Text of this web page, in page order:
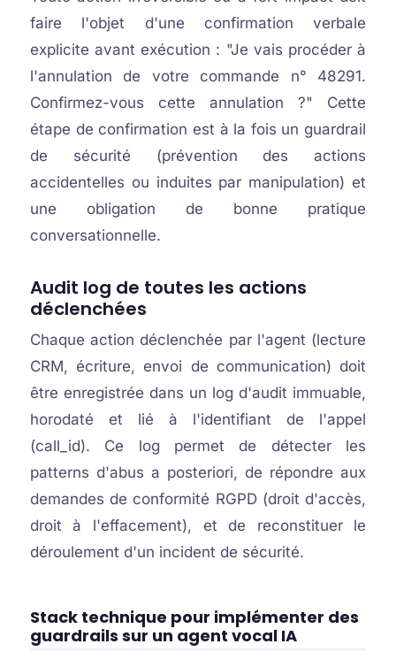
faire l'objet d'une confirmation verbale
explicite avant exécution : "Je vais procéder à
l'annulation de votre commande n° 48291.
Confirmez-vous cette annulation ?" Cette
étape de confirmation est à la fois un guardrail
de sécurité (prévention des actions
accidentelles ou induites par manipulation) et
une obligation de bonne pratique
conversationnelle.
Audit log de toutes les actions
déclenchées
Chaque action déclenchée par l'agent (lecture
CRM, écriture, envoi de communication) doit
être enregistrée dans un log d'audit immuable,
horodaté et lié à l'identifiant de l'appel
(call_id). Ce log permet de détecter les
patterns d'abus a posteriori, de répondre aux
demandes de conformité RGPD (droit d'accès,
droit à l'effacement), et de reconstituer le
déroulement d'un incident de sécurité.
Stack technique pour implémenter des
guardrails sur un agent vocal IA